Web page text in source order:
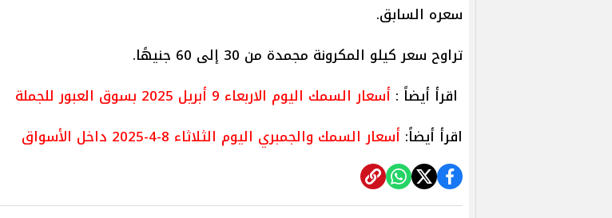
سعره السابق.
تراوح سعر كيلو المكرونة مجمدة من 30 إلى 60 جنيهًا.
اقرأ أيضاً : أسعار السمك اليوم الاربعاء 9 أبريل 2025 بسوق العبور للجملة
اقرأ أيضاً: أسعار السمك والجمبري اليوم الثلاثاء 8-4-2025 داخل الأسواق